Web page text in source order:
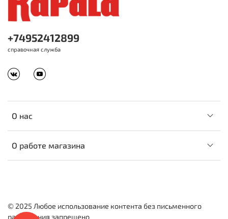
О нас
О работе магазина
+74952412899
справочная служба
© 2025 Любое использование контента без письменного
разрешения запрещено